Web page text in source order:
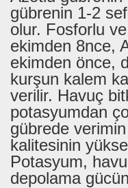
gübrenin 1-2
olur. Fosforlu
ekimden 8nce,
ekimden önce,
kurşun kalem
verilir. Havuç
potasyumdan
gübrede
kalitesinin
Potasyum,
depolama